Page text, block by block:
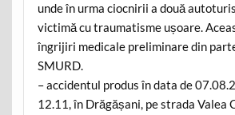
unde în urma ciocnirii a două
victimă cu traumatisme ușoare.
îngrijiri medicale preliminare din
SMURD.
– accidentul produs în data de
12.11, în Drăgășani, pe strada Valea